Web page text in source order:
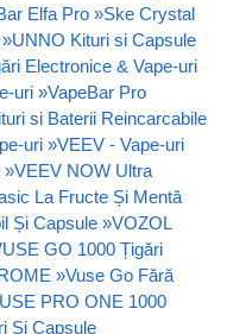
Elfa Pro »Ske Crystal
»UNNO Kituri si Capsule
Electronice & Vape-uri
uri »VapeBar Pro
si Baterii Reincarcabile
uri »VEEV - Vape-uri
»VEEV NOW Ultra
La Fructe Și Mentă
Și Capsule »VOZOL
GO 1000 Țigări
»Vuse Go Fără
PRO ONE 1000
Și Capsule